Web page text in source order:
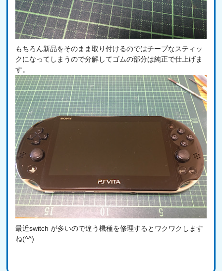
もちろん新品をそのまま取り付けるのではチープなスティッ
クになってしまうので分解してゴムの部分は純正で仕上げま
す。
最近switch が多いので違う機種を修理するとワクワクします
ね(^^)